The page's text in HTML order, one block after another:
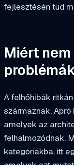
fejlesztésén tud
Miért
A felhőhibák
származnak.
amelyek az
felhalmozódnak.
kategóriákba, itt